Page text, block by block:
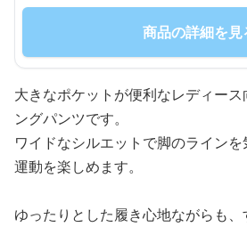
商品の詳細を見
大きなポケットが便利なレディー
ングパンツです。
ワイドなシルエットで脚のライン
運動を楽しめます。
ゆったりとした履き心地ながらも